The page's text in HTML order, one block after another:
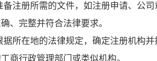
备注册所需的文件，如注册申请、公
、完整并符合法律要求。
据所在地的法律规定，确定注册机构
商行政管理部门或类似机构。